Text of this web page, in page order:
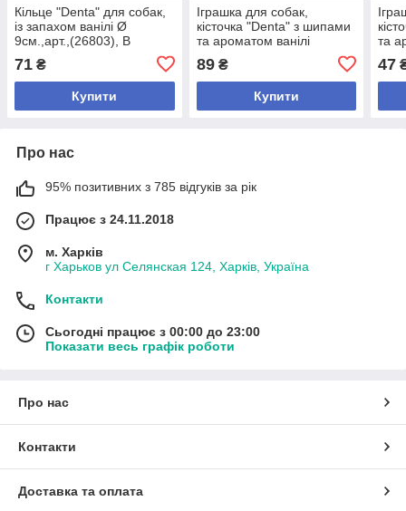
Кільце "Denta" для собак,
із запахом ванілі Ø
9см.,арт.,(26803), В
71 ₴
Купити
Іграшка для собак,
кісточка "Denta" з шипами
та ароматом ванілі
Немає в наявності
89₴
Купити
та
47
Про нас
95% позитивних з 785 відгуків за рік
Працює з 24.11.2018
м. Харків
г Харьков ул Селянская 124, Харків, Україна
Контакти
Сьогодні працює з 00:00 до 23:00
Показати весь графік роботи
Про нас
Контакти
Доставка та оплата